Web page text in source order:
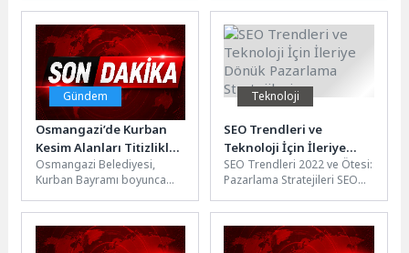
Okçuluk Takımı’nı kurdu. Bu
kapsamda Bağcılar...
yanında hayata geçirilen
çalışmalar vatandaşlarla
buluşmaya...
Gündem
Osmangazi’de Kurban
Kesim Alanları Titizlikle
Temizleniyor
Osmangazi Belediyesi,
Kurban Bayramı boyunca
sağlıklı, hijyenik ve güvenli
bir ortamda yerine
getirebilmeleri...
Teknoloji
SEO Trendleri ve
Teknoloji İçin İleriye
Dönük Pazarlama
Stratejileri
SEO Trendleri 2022 ve Ötesi:
Pazarlama Stratejileri SEO
trendler doğrultusunda,
dijital pazarlama...